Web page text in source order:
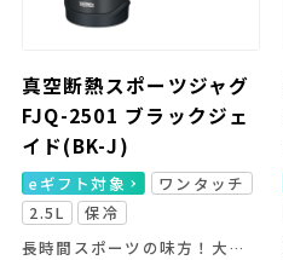
真空断熱スポーツジャグ
FJQ-2501 ブラックジェ
イド(BK-J)
eギフト対象
ワンタッチ
2.5L
保冷
長時間スポーツの味方！大容量＆冷たさキープ